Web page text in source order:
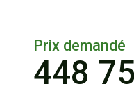
Prix demandé
448